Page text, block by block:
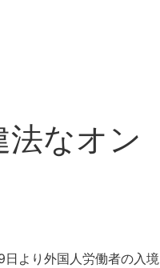
なオン
より外国人労働者の入境